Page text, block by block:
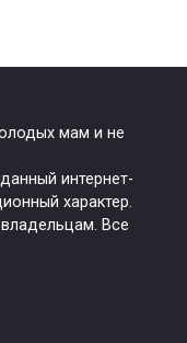
мам и не
интернет-
характер.
Все